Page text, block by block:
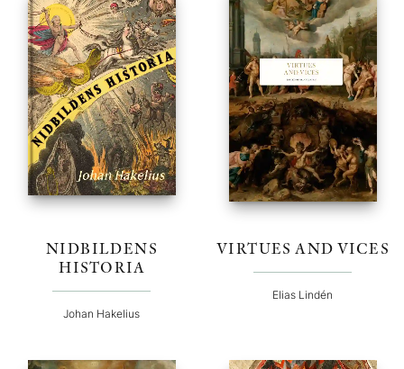
NIDBILDENS
HISTORIA
Johan Hakelius
VIRTUES AND VICES
Elias Lindén